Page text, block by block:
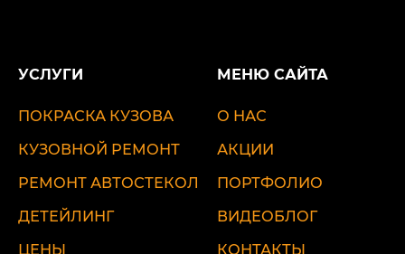
УСЛУГИ
ПОКРАСКА КУЗОВА
КУЗОВНОЙ РЕМОНТ
РЕМОНТ АВТОСТЕКОЛ
ДЕТЕЙЛИНГ
ЦЕНЫ
МЕНЮ САЙТА
О НАС
АКЦИИ
ПОРТФОЛИО
ВИДЕОБЛОГ
КОНТАКТЫ